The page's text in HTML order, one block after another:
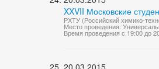
XXVII Московские
РХТУ (Российский химико-
Место проведения:
Время проведения с 19:00 до
20.03.2015